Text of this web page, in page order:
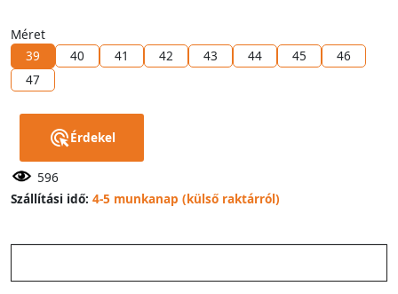
Méret
39
40 41 42 43 44 45
46
47
Érdekel
596
Szállítási idő: 4-5 munkanap (külső raktárról)